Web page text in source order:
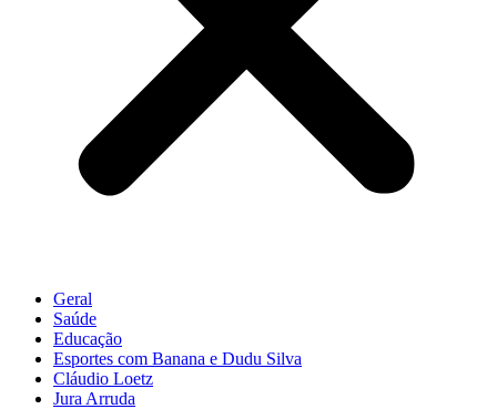
Geral
Saúde
Educação
Esportes com Banana e Dudu Silva
Cláudio Loetz
Jura Arruda